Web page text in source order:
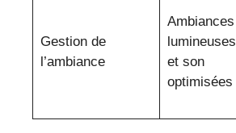
Gestion de
l’ambiance
Ambiances
lumineuses
et son
optimisées